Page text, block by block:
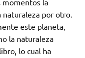
naturaleza por otro.
este planeta,
la naturaleza
lo cual ha